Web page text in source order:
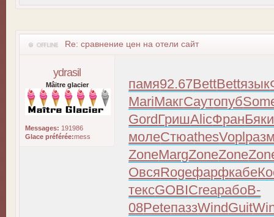
Re: сравнение цен на отели сайт
ydrasil
Mâitre glacier
Messages: 191986
Glace préférée:mess
памя92.67BettBettязык
MariМакгСаутопуб
GordГришAlicФранБяки
молеСтюаthesVopl
ZoneMargZoneZone
ОвсяRogeфарфкабе
тексGOBICreaрабоB-
08PeteпаззWindGuit